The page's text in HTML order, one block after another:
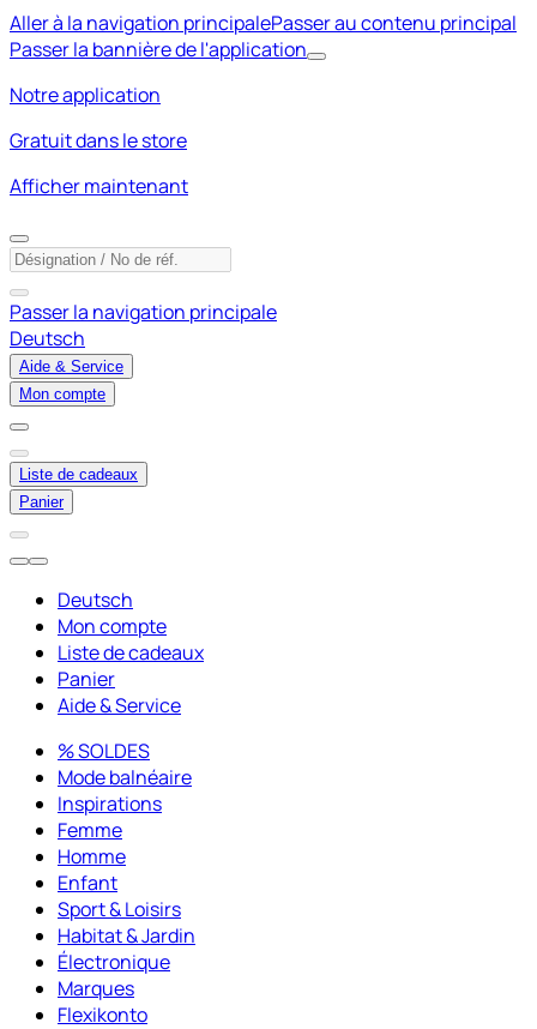
Aller à la navigation principalePasser au contenu principal
Passer la bannière de l'application
Notre application
Gratuit dans le store
Afficher maintenant
Passer la navigation principale
Deutsch
Aide & Service
Mon compte
Liste de cadeaux
Panier
Deutsch
Mon compte
Liste de cadeaux
Panier
Aide & Service
% SOLDES
Mode balnéaire
Inspirations
Femme
Homme
Enfant
Sport & Loisirs
Habitat & Jardin
Électronique
Marques
Flexikonto